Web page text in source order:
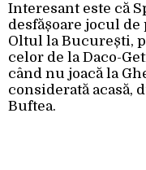
Interesant este că
desfășoare jocul
Oltul la București,
celor de la Daco-
când nu joacă la
considerată acasă,
Buftea.